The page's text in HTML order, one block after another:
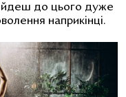
йдеш до цього дуже
наприкінці.